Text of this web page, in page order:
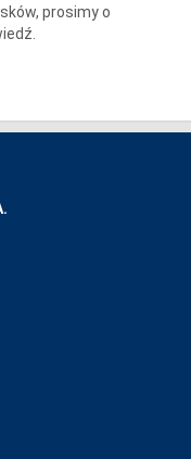
prosimy o